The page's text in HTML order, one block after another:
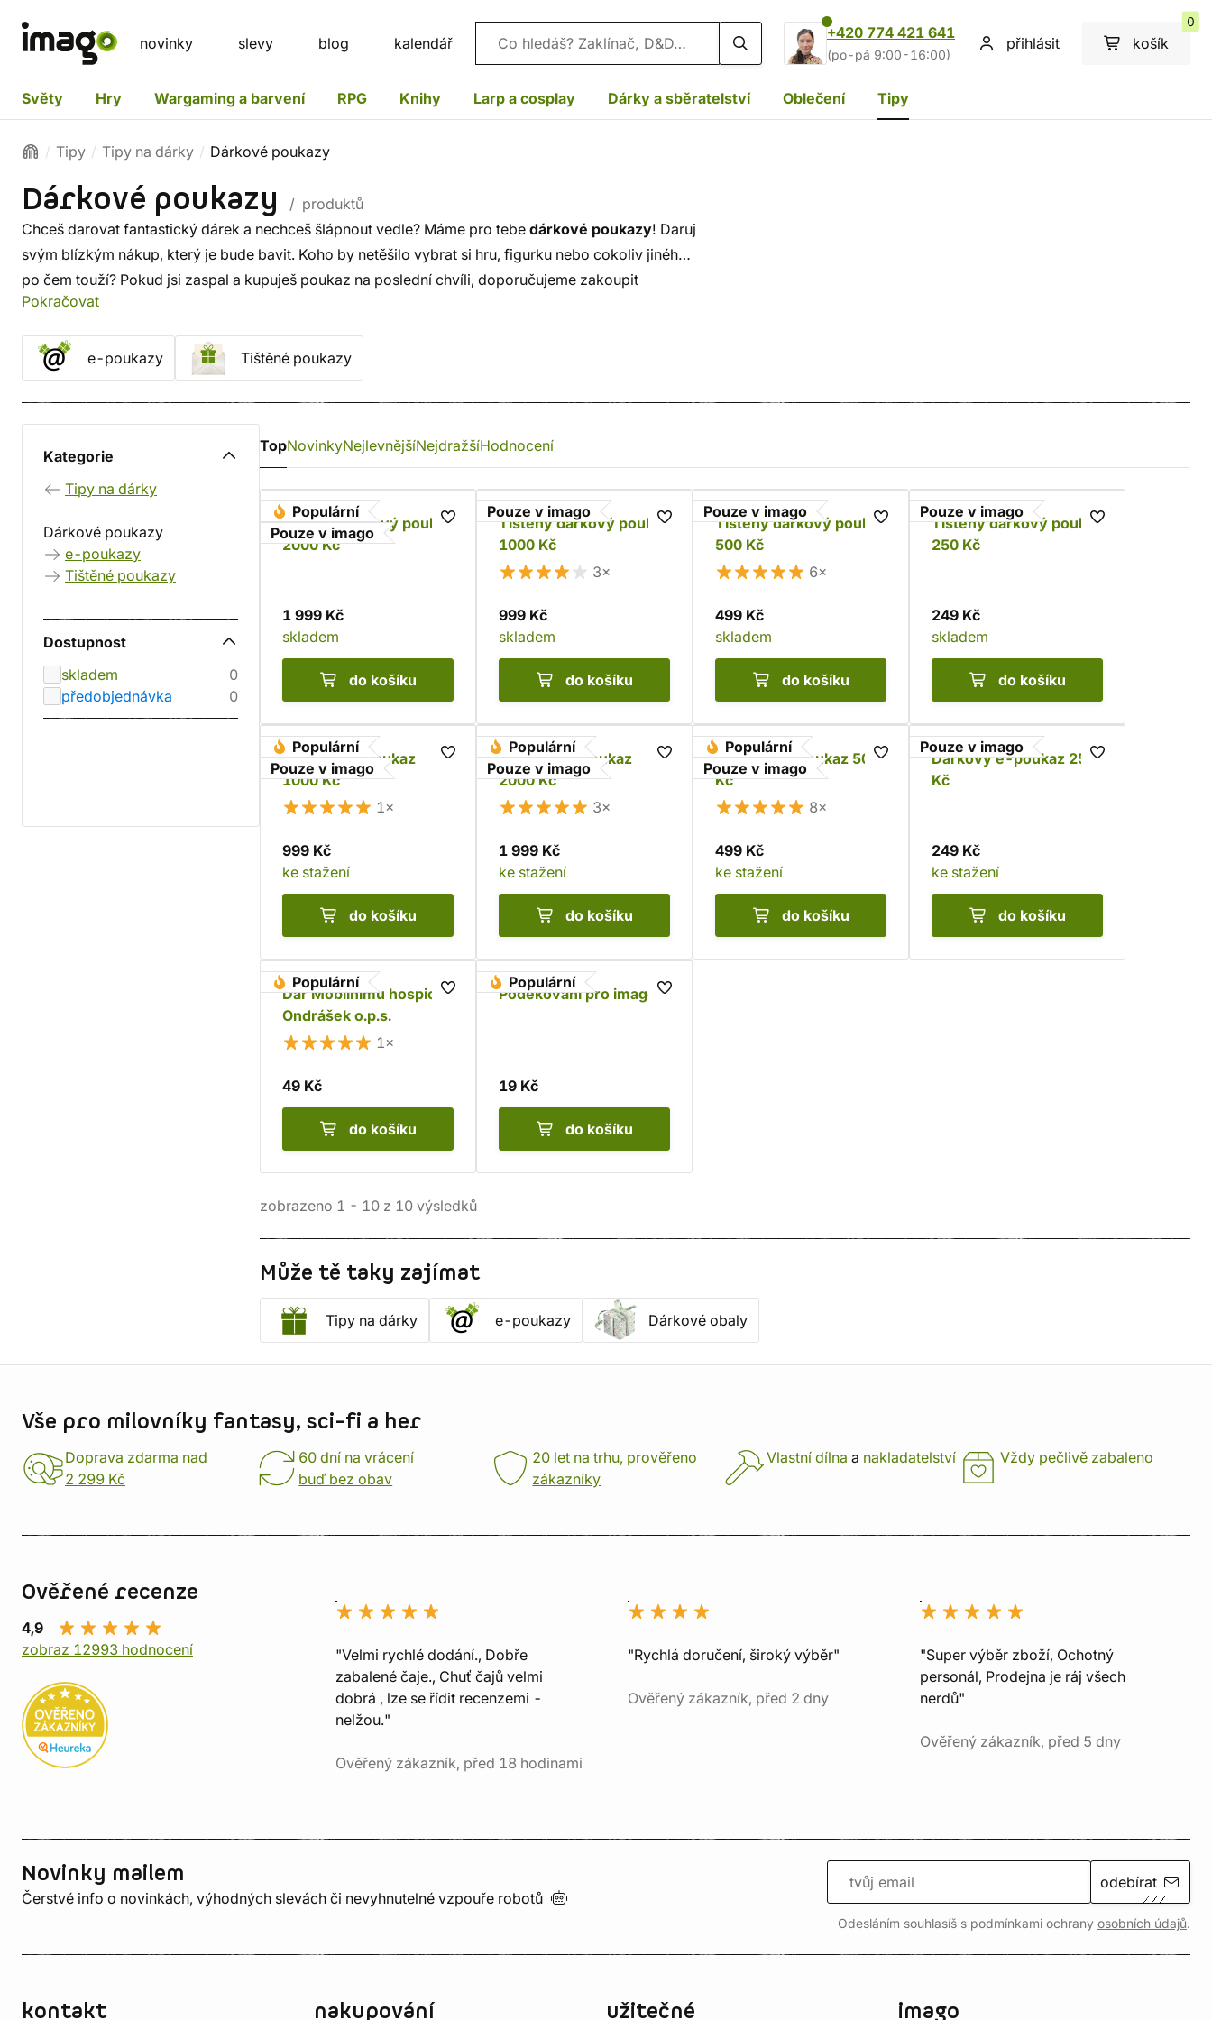
novinky slevy blog kalendář Vyhledávání
+420 774 421 641
(po-pá 9:00-16:00)
přihlásit košík
0
Světy Hry Wargaming a barvení RPG Knihy Larp a cosplay Dárky a sběratelství Oblečení Tipy
Tipy Tipy na dárky Dárkové poukazy
Dárkové poukazy
/ produktů
Chceš darovat fantastický dárek a nechceš šlápnout vedle? Máme pro tebe dárkové poukazy! Daruj
svým blízkým nákup, který je bude bavit. Koho by netěšilo vybrat si hru, figurku nebo cokoliv jiného,
po čem touží? Pokud jsi zaspal a kupuješ poukaz na poslední chvíli, doporučujeme zakoupit
epoukaz v pdf
Pokračovat
e-poukazy Tištěné poukazy
Kategorie
Tipy na dárky
Dárkové poukazy
e-poukazy
Tištěné poukazy
Dostupnost
skladem
0
předobjednávka
0
TopNovinkyNejlevnějšíNejdražšíHodnocení
Populární
Pouze v imago
Tištěný dárkový poukaz
2000 Kč
1 999 Kč
skladem
do košíku
Pouze v imago
Tištěný dárkový poukaz
1000 Kč
3×
999 Kč
skladem
do košíku
Pouze v imago
Tištěný dárkový poukaz
500 Kč
6×
499 Kč
skladem
do košíku
Pouze v imago
Tištěný dárkový poukaz
250 Kč
249 Kč
skladem
do košíku
Populární
Pouze v imago
Dárkový e-poukaz
1000 Kč
1×
999 Kč
ke stažení
do košíku
Populární
Pouze v imago
Dárkový e-poukaz
2000 Kč
3×
1 999 Kč
ke stažení
do košíku
Populární
Pouze v imago
Dárkový e-poukaz 500
Kč
8×
499 Kč
ke stažení
do košíku
Pouze v imago
Dárkový e-poukaz 250
Kč
249 Kč
ke stažení
do košíku
Populární
Dar Mobilnímu hospici
Ondrášek o.p.s.
1×
49 Kč
do košíku
Populární
Poděkování pro imago
19 Kč
do košíku
zobrazeno 1 - 10 z 10 výsledků
Může tě taky zajímat
Tipy na dárky e-poukazy Dárkové obaly
Vše pro milovníky fantasy, sci-fi a her
Doprava zdarma nad
2 299 Kč
60 dní na vrácení
buď bez obav
20 let na trhu, prověřeno
zákazníky
Vlastní dílna a nakladatelství Vždy pečlivě zabaleno
Ověřené recenze
4,9
zobraz 12993 hodnocení
"Velmi rychlé dodání., Dobře
zabalené čaje., Chuť čajů velmi
dobrá , lze se řídit recenzemi -
nelžou."
Ověřený zákazník, před 18 hodinami
"Rychlá doručení, široký výběr"
Ověřený zákazník, před 2 dny
"Super výběr zboží, Ochotný
personál, Prodejna je ráj všech
nerdů"
Ověřený zákazník, před 5 dny
Novinky mailem
Čerstvé info o novinkách, výhodných slevách či nevyhnutelné vzpouře robotů
odebírat
Odesláním souhlasíš s podmínkami ochrany osobních údajů.
kontakt nakupování užitečné imago